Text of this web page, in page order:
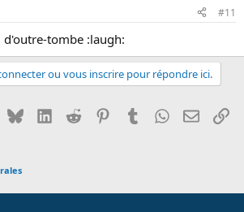
#11
tombe :laugh:
ou vous inscrire pour répondre ici.
BlueskyLinkedInReddit PinterestTumblrWhatsApp
Email